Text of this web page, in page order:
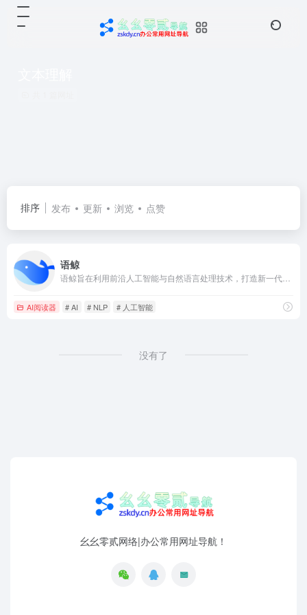
排序 发布 更新 浏览 点赞
语鲸
AI阅读器 # AI # NLP # 人工智能
没有了
幺幺零贰网络|办公常用网址导航！